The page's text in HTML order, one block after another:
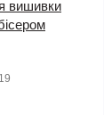
вишивки